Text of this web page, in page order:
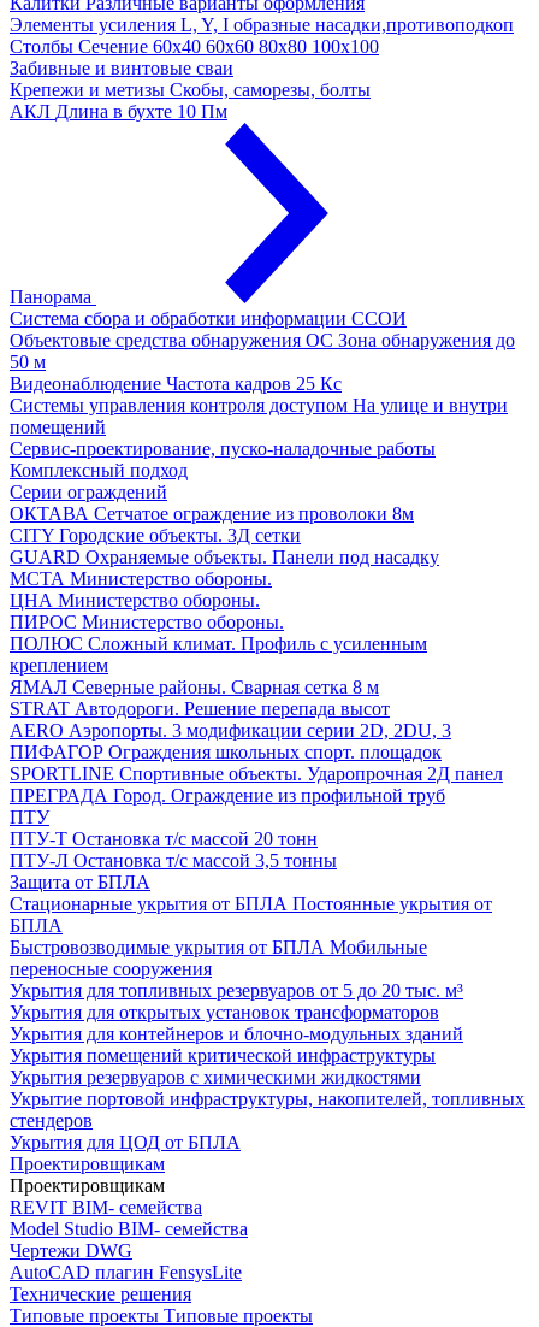
Элементы усиления L, Y, I образные насадки,противоподкоп
Столбы Сечение 60х40 60х60 80х80 100х100
Забивные и винтовые сваи
Крепежи и метизы Скобы, саморезы, болты
АКЛ Длина в бухте 10 Пм
Панорама
Система сбора и обработки информации ССОИ
Объектовые средства обнаружения ОС Зона обнаружения до
50 м
Видеонаблюдение Частота кадров 25 Кс
Системы управления контроля доступом На улице и внутри
помещений
Сервис-проектирование, пуско-наладочные работы
Комплексный подход
Серии ограждений
ОКТАВА Сетчатое ограждение из проволоки 8м
CITY Городские объекты. 3Д сетки
GUARD Охраняемые объекты. Панели под насадку
МСТА Министерство обороны.
ЦНА Министерство обороны.
ПИРОС Министерство обороны.
ПОЛЮС Сложный климат. Профиль с усиленным
креплением
ЯМАЛ Северные районы. Сварная сетка 8 м
STRAT Автодороги. Решение перепада высот
AERO Аэропорты. 3 модификации серии 2D, 2DU, 3
ПИФАГОР Ограждения школьных спорт. площадок
SPORTLINE Спортивные объекты. Ударопрочная 2Д панел
ПРЕГРАДА Город. Ограждение из профильной труб
ПТУ
ПТУ-Т Остановка т/c массой 20 тонн
ПТУ-Л Остановка т/c массой 3,5 тонны
Защита от БПЛА
Стационарные укрытия от БПЛА Постоянные укрытия от
БПЛА
Быстровозводимые укрытия от БПЛА Мобильные
переносные сооружения
Укрытия для топливных резервуаров от 5 до 20 тыс. м³
Укрытия для открытых установок трансформаторов
Укрытия для контейнеров и блочно-модульных зданий
Укрытия помещений критической инфраструктуры
Укрытия резервуаров с химическими жидкостями
Укрытие портовой инфраструктуры, накопителей, топливных
стендеров
Укрытия для ЦОД от БПЛА
Проектировщикам
Проектировщикам
REVIT BIM- семейства
Model Studio BIM- семейства
Чертежи DWG
AutoCAD плагин FensysLite
Технические решения
Типовые проекты Типовые проекты